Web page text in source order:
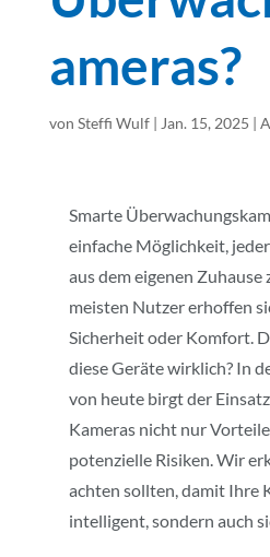
ameras?
von Steffi Wulf| Jan. 15, 2025 |
Smarte
einfache Möglichkeit,
aus dem eigenen Zuhause
meisten Nutzer erhoffen
Sicherheit oder Komfort.
diese Geräte wirklich? In
von heute birgt der
Kameras nicht nur
potenzielle Risiken. Wir
achten sollten, damit Ihre
intelligent, sondern auch